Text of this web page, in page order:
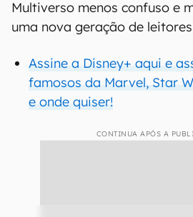
Multiverso menos confuso e
uma nova geração de
Assine a Disney+ aqui e
famosos da Marvel, Star
e onde quiser!
CONTINUA APÓS A